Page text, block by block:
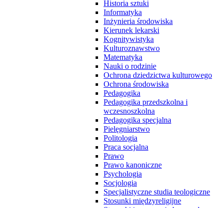
Historia sztuki
Informatyka
Inżynieria środowiska
Kierunek lekarski
Kognitywistyka
Kulturoznawstwo
Matematyka
Nauki o rodzinie
Ochrona dziedzictwa kulturowego
Ochrona środowiska
Pedagogika
Pedagogika przedszkolna i
wczesnoszkolna
Pedagogika specjalna
Pielęgniarstwo
Politologia
Praca socjalna
Prawo
Prawo kanoniczne
Psychologia
Socjologia
Specjalistyczne studia teologiczne
Stosunki międzyreligijne